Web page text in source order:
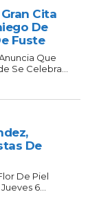
Cita
De
Fuste
Que
Se Celebra...
De
De Piel
6...